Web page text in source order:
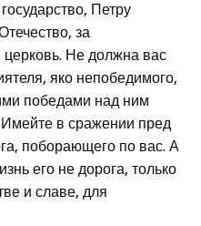
Петру
за
Не должна вас
яко непобедимого,
победами над ним
в сражении пред
поборающего по вас. А
его не дорога, только
и славе, для